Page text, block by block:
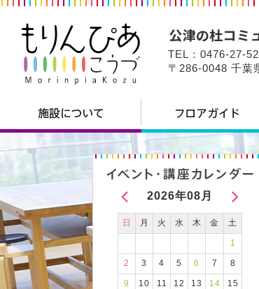
TEL：0476-27-
〒286-0048 千葉
2026年08月
日 月 火 水 木 金 土
1
2 3 4 5 6 7 8
9 10 11 12 13 14 15